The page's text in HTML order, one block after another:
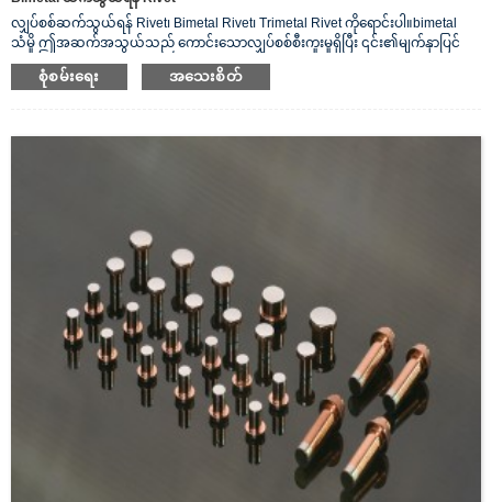
လျှပ်စစ်ဆက်သွယ်ရန် Rivet၊ Bimetal Rivet၊ Trimetal Rivet ကိုရောင်းပါ။bimetal
သံမှို ဤအဆက်အသွယ်သည် ကောင်းသောလျှပ်စစ်စီးကူးမှုရှိပြီး ၎င်း၏မျက်နှာပြင်
သည် ဓာတ်တိုးရန်တာဝန်မရှိပါ။ကြေးနီ 3 - 28% ကို ထပ်ဖြည့်ခြင်းသည် ငွေ၏
မီးတောက်ခံနိုင်ရည်ကို သိသိသာသာ တိုးတက်စေပါသည်။
စုံစမ်းရေး အသေးစိတ်